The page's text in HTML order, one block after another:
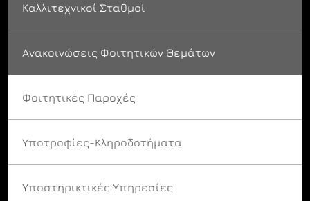
Καλλιτεχνικοί Σταθμοί
Ανακοινώσεις Φοιτητικών Θεμάτων
Φοιτητικές Παροχές
Υποτροφίες-Κληροδοτήματα
Υποστηρικτικές Υπηρεσίες